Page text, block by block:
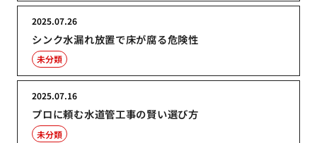
シンク水漏れ放置で床が腐る危険性
2025.07.26
未分類
プロに頼む水道管工事の賢い選び方
2025.07.16
未分類